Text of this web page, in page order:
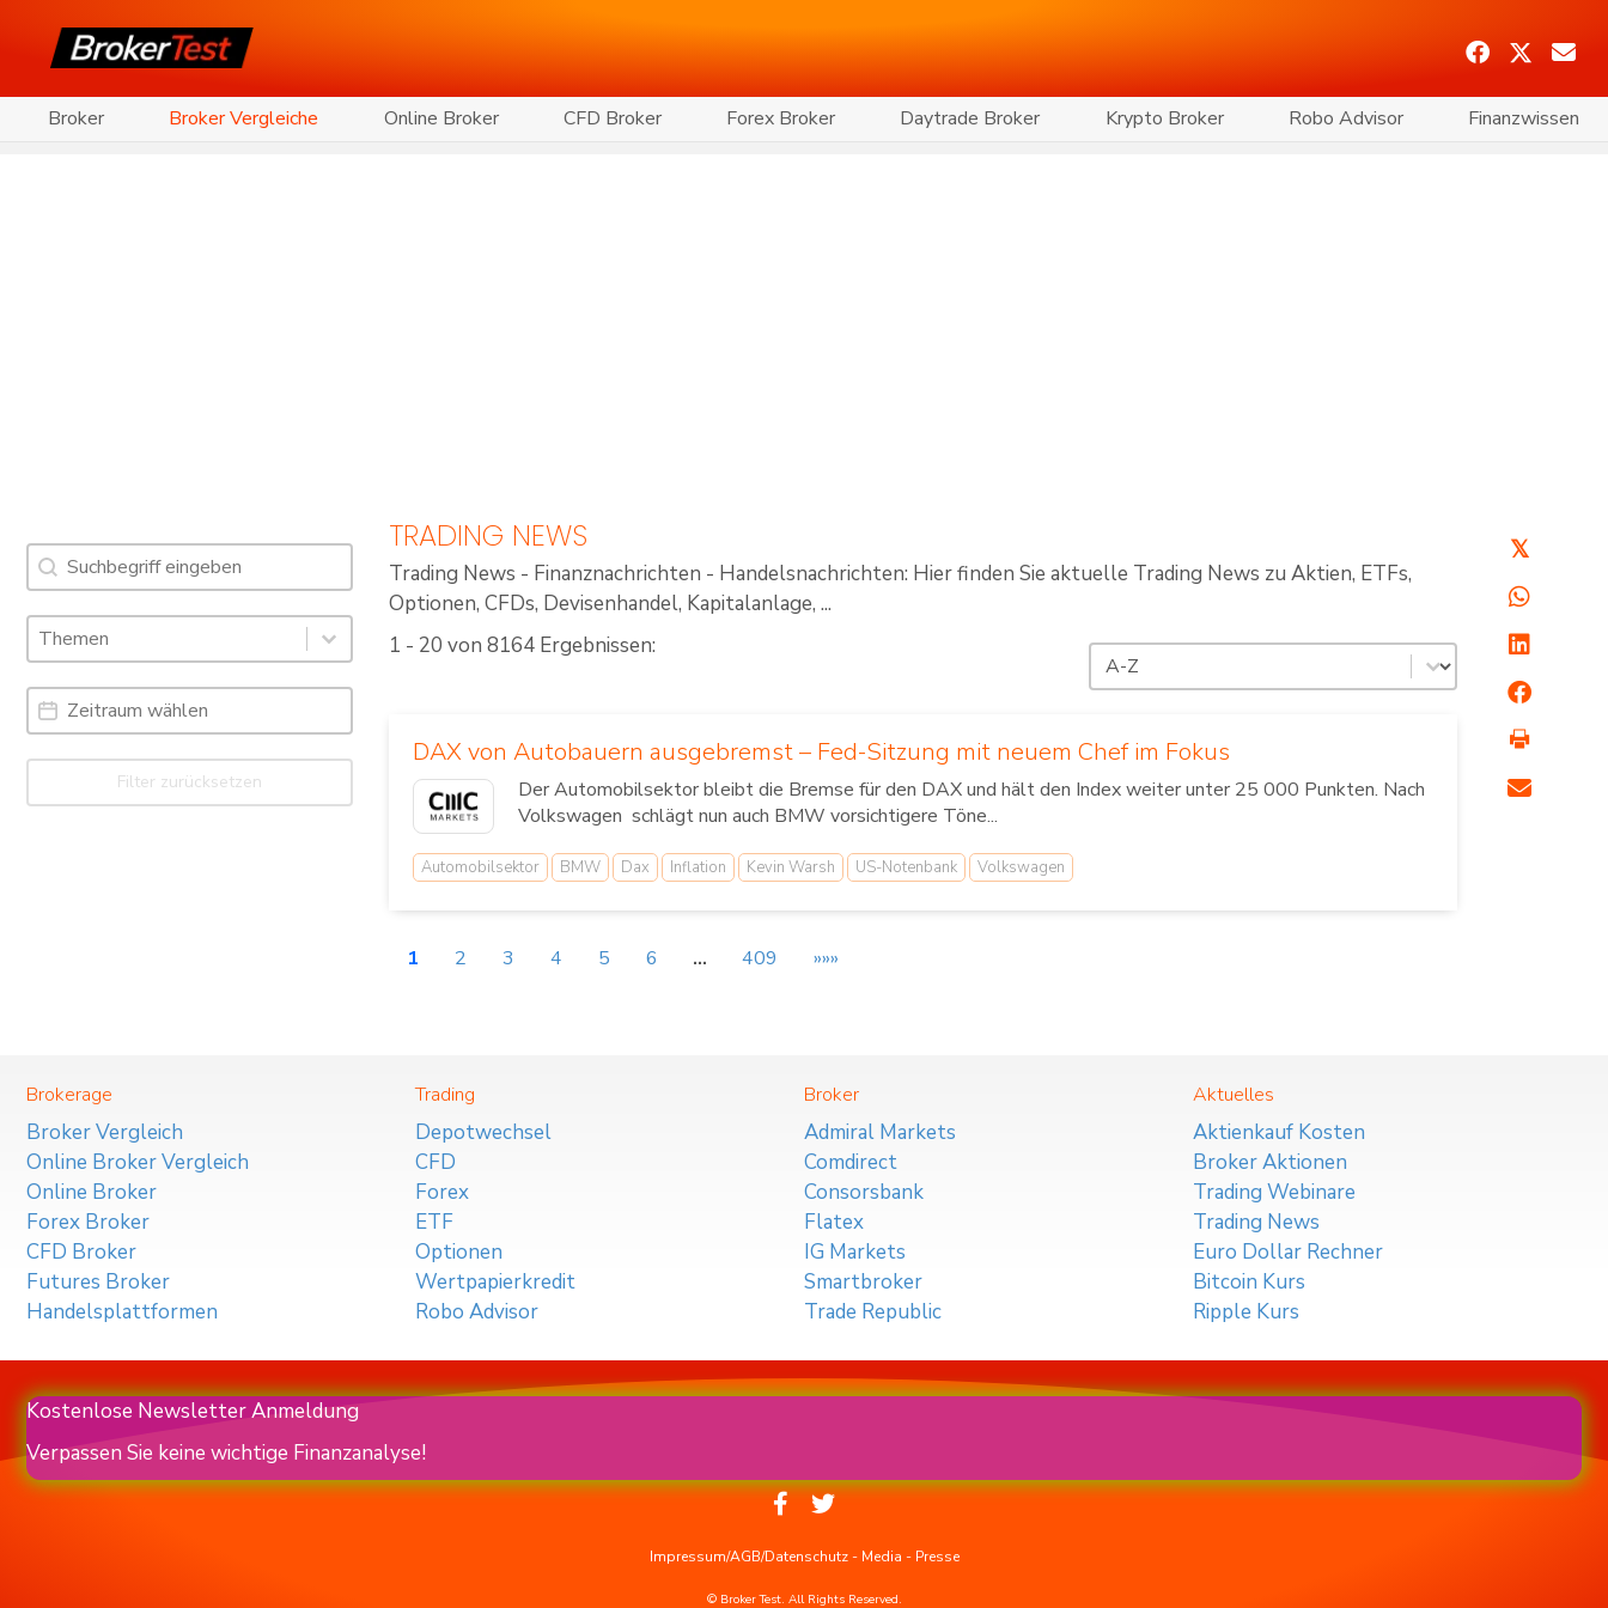
Broker Broker Vergleiche Online Broker CFD Broker Forex Broker Daytrade Broker Krypto Broker Robo Advisor Finanzwissen
Suche
Search content
Schlagworte: Trading News & Webinare
Select content
Select content
Date Range
Date
Filter zurücksetzen
TRADING NEWS
Trading News - Finanznachrichten - Handelsnachrichten: Hier finden Sie aktuelle Trading News zu Aktien, ETFs,
Optionen, CFDs, Devisenhandel, Kapitalanlage, ...
1 - 20 von 8164 Ergebnissen:
Sortierung
Sort content
DAX von Autobauern ausgebremst – Fed-Sitzung mit neuem Chef im Fokus
Der Automobilsektor bleibt die Bremse für den DAX und hält den Index weiter unter 25 000 Punkten. Nach
Volkswagen schlägt nun auch BMW vorsichtigere Töne...
Automobilsektor BMW Dax Inflation Kevin Warsh US-Notenbank Volkswagen
1 2 3 4 5 6 … 409 »»»
𝕏
Brokerage
Broker Vergleich
Online Broker Vergleich
Online Broker
Forex Broker
CFD Broker
Futures Broker
Handelsplattformen
Trading
Depotwechsel
CFD
Forex
ETF
Optionen
Wertpapierkredit
Robo Advisor
Broker
Admiral Markets
Comdirect
Consorsbank
Flatex
IG Markets
Smartbroker
Trade Republic
Aktuelles
Aktienkauf Kosten
Broker Aktionen
Trading Webinare
Trading News
Euro Dollar Rechner
Bitcoin Kurs
Ripple Kurs
Kostenlose Newsletter Anmeldung
Verpassen Sie keine wichtige Finanzanalyse!
Impressum/AGB/Datenschutz- Media - Presse
© Broker Test. All Rights Reserved.